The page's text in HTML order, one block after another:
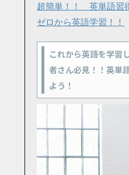
超簡単！！ 英単語習
ゼロから英語学習！！
これから英語を学習
者さん必見！！英単
よう！